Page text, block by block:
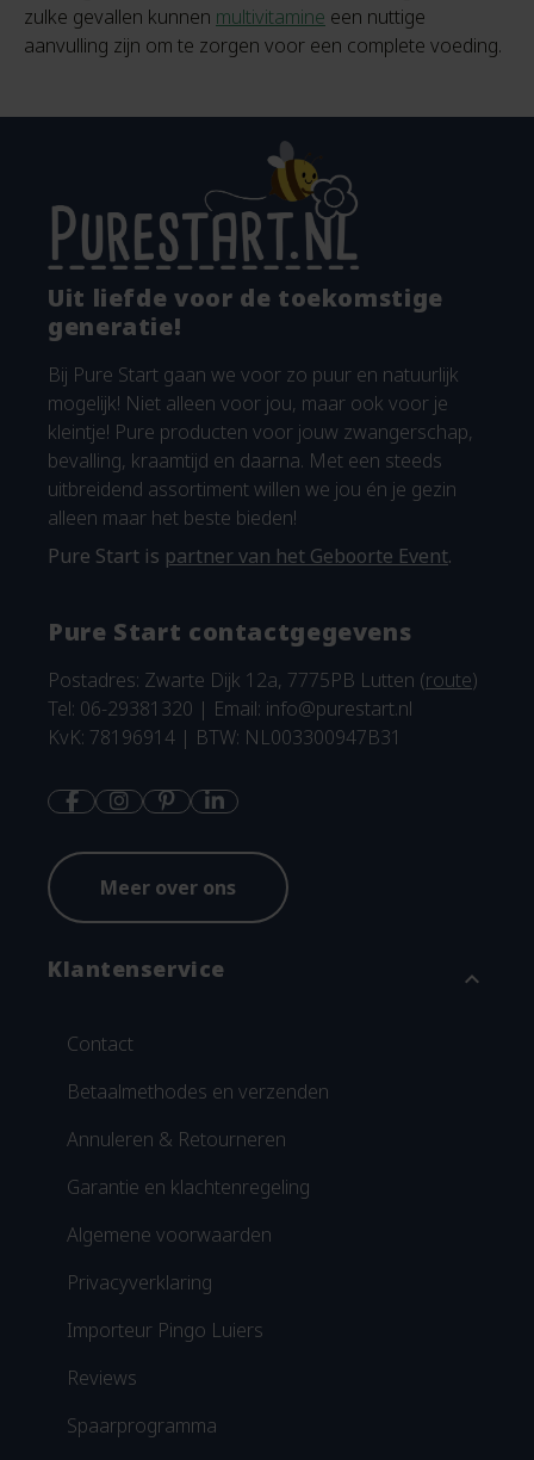
zulke gevallen kunnen multivitamine een nuttige
aanvulling zijn om te zorgen voor een complete voeding.
Uit liefde voor de toekomstige
generatie!
Bij Pure Start gaan we voor zo puur en natuurlijk
mogelijk! Niet alleen voor jou, maar ook voor je
kleintje! Pure producten voor jouw zwangerschap,
bevalling, kraamtijd en daarna. Met een steeds
uitbreidend assortiment willen we jou én je gezin
alleen maar het beste bieden!
Pure Start is partner van het Geboorte Event.
Pure Start contactgegevens
Postadres: Zwarte Dijk 12a, 7775PB Lutten (route)
Tel: 06-29381320 | Email: info@purestart.nl
KvK: 78196914 | BTW: NL003300947B31
Meer over ons
Klantenservice expand_more
Contact
Betaalmethodes en verzenden
Annuleren & Retourneren
Garantie en klachtenregeling
Algemene voorwaarden
Privacyverklaring
Importeur Pingo Luiers
Reviews
Spaarprogramma